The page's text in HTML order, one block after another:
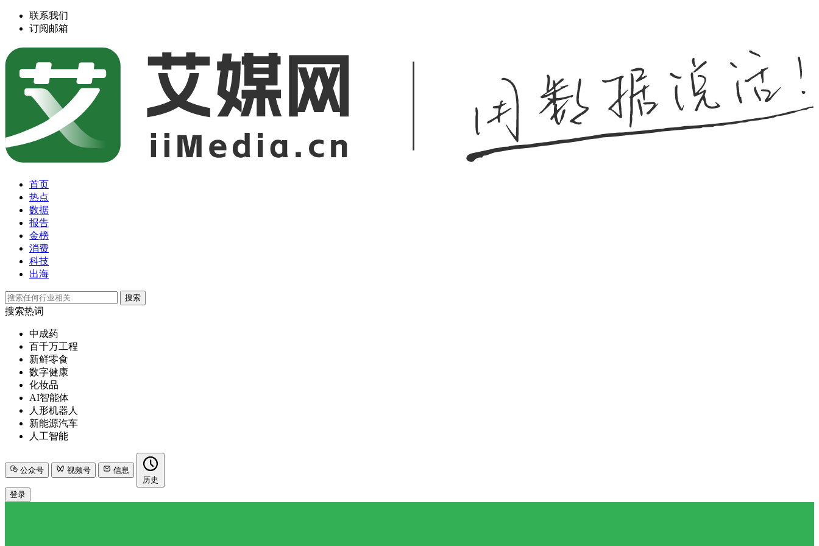
联系我们
订阅邮箱
首页
热点
数据
报告
金榜
消费
科技
出海
搜索
搜索热词
中成药
百千万工程
新鲜零食
数字健康
化妆品
AI智能体
人形机器人
新能源汽车
人工智能
公众号 视频号
信息
历史
登录